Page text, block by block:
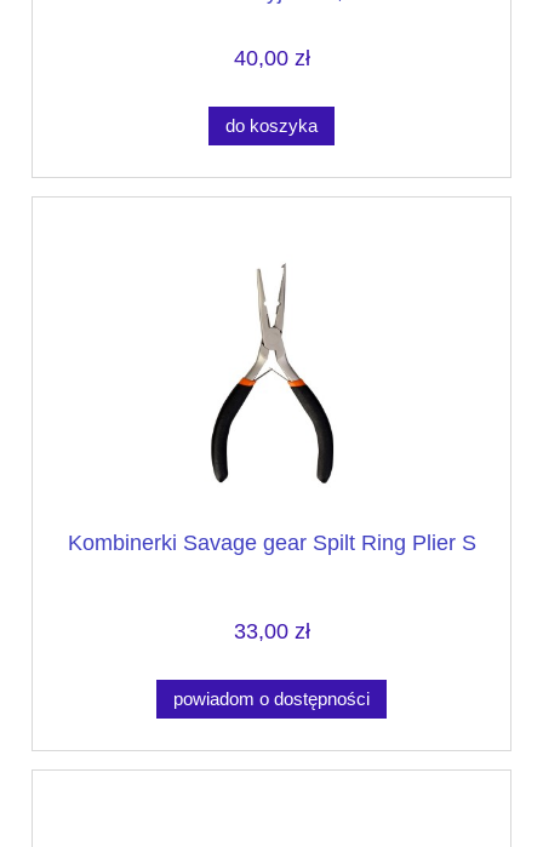
40,00 zł
do koszyka
Kombinerki Savage gear Spilt Ring Plier S
33,00 zł
powiadom o dostępności